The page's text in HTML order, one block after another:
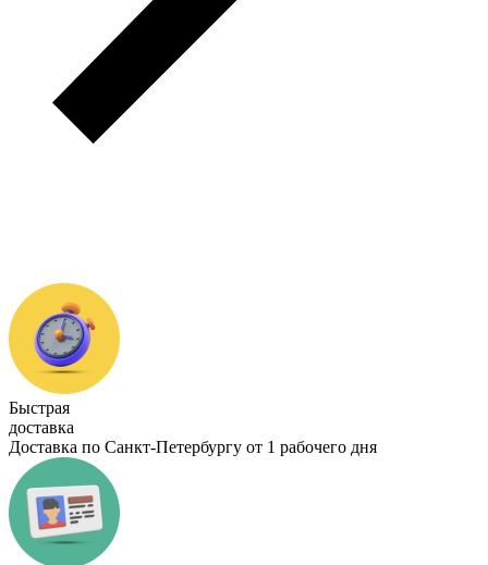
Быстрая
доставка
Доставка по Санкт-Петербургу от 1 рабочего дня